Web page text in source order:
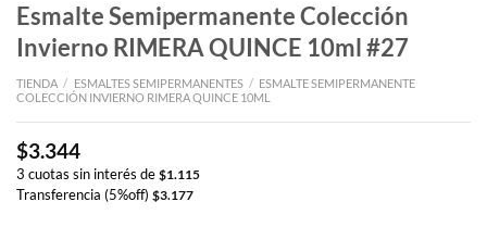
Esmalte Semipermanente Colección
Invierno RIMERA QUINCE 10ml #27
TIENDA / ESMALTES SEMIPERMANENTES / ESMALTE SEMIPERMANENTE
COLECCIÓN INVIERNO RIMERA QUINCE 10ML
$3.344
3 cuotas sin interés de $1.115
Transferencia (5%off) $3.177